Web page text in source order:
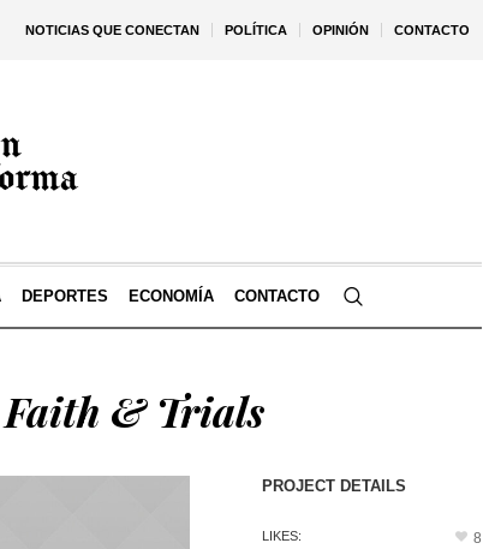
NOTICIAS QUE CONECTAN POLÍTICA OPINIÓN CONTACTO
DEPORTES ECONOMÍA CONTACTO
& Trials
PROJECT DETAILS
LIKES: 8